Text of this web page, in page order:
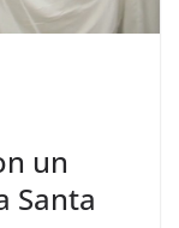
un
Santa